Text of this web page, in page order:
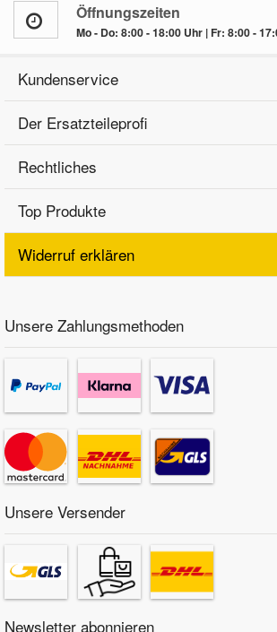
Öffnungszeiten
Mo - Do: 8:00 - 18:00 Uhr | Fr: 8:00 -
Kundenservice
Der Ersatzteileprofi
Rechtliches
Top Produkte
Widerruf erklären
Unsere Zahlungsmethoden
Unsere Versender
Newsletter abonnieren